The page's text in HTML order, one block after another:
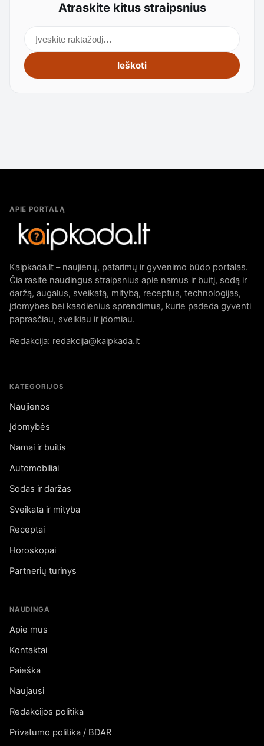
Atraskite kitus straipsnius
Ieškoti
APIE PORTALĄ
Kaipkada.lt – naujienų, patarimų ir gyvenimo būdo portalas.
Čia rasite naudingus straipsnius apie namus ir buitį, sodą ir
daržą, augalus, sveikatą, mitybą, receptus, technologijas,
įdomybes bei kasdienius sprendimus, kurie padeda gyventi
paprasčiau, sveikiau ir įdomiau.
Redakcija: redakcija@kaipkada.lt
KATEGORIJOS
Naujienos
Įdomybės
Namai ir buitis
Automobiliai
Sodas ir daržas
Sveikata ir mityba
Receptai
Horoskopai
Partnerių turinys
NAUDINGA
Apie mus
Kontaktai
Paieška
Naujausi
Redakcijos politika
Privatumo politika / BDAR